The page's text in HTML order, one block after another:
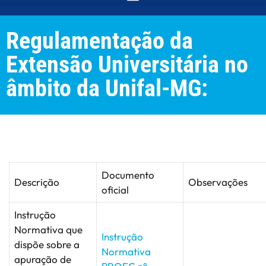
Regulamentação da
Extensão Universitária no
âmbito da Unifal-MG:
Descrição
Documento
oficial
Observações
Instrução
Normativa que
dispõe sobre a
apuração de
Instrução
Normativa